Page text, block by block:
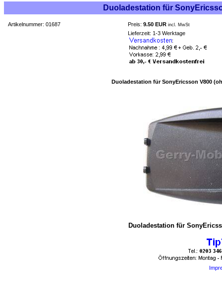
Duoladestation für
Artikelnummer: 01687 Preis: 9.50 EUR incl. MwSt
Lieferzeit: 1-3 Werktage
Duoladestation für SonyEricsson V800
Duoladestation für